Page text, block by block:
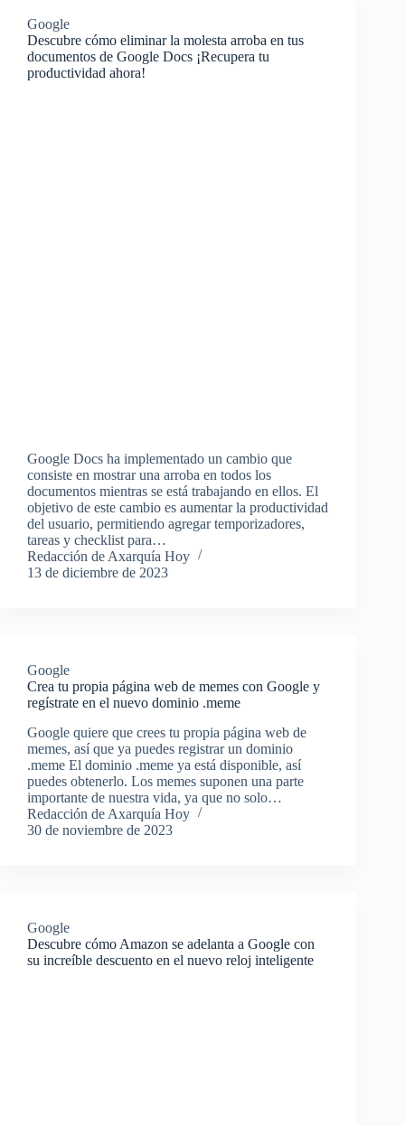
Google
Descubre cómo eliminar la molesta arroba en tus
documentos de Google Docs ¡Recupera tu
productividad ahora!
Google Docs ha implementado un cambio que
consiste en mostrar una arroba en todos los
documentos mientras se está trabajando en ellos. El
objetivo de este cambio es aumentar la productividad
del usuario, permitiendo agregar temporizadores,
tareas y checklist para…
Redacción de Axarquía Hoy
13 de diciembre de 2023
Google
Crea tu propia página web de memes con Google y
regístrate en el nuevo dominio .meme
Google quiere que crees tu propia página web de
memes, así que ya puedes registrar un dominio
.meme El dominio .meme ya está disponible, así
puedes obtenerlo. Los memes suponen una parte
importante de nuestra vida, ya que no solo…
Redacción de Axarquía Hoy
30 de noviembre de 2023
Google
Descubre cómo Amazon se adelanta a Google con
su increíble descuento en el nuevo reloj inteligente